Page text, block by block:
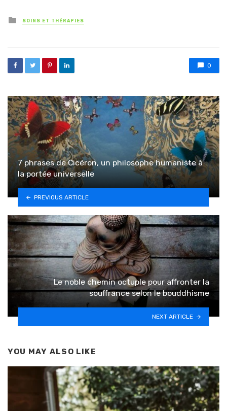
Posted in
SOINS ET THÉRAPIES
0
7 phrases de Cicéron, un philosophe humaniste à
la portée universelle
PREVIOUS ARTICLE
Le noble chemin octuple pour affronter la
souffrance selon le bouddhisme
NEXT ARTICLE
YOU MAY ALSO LIKE